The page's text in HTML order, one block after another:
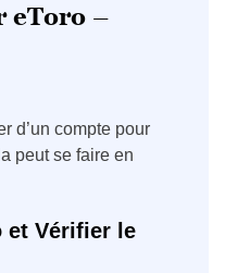
eToro –
d’un compte pour
peut se faire en
et Vérifier le